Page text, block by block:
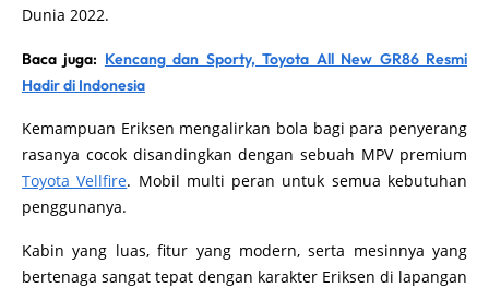
Dunia 2022.
Baca juga: Kencang dan Sporty, Toyota All New GR86 Resmi
Hadir di Indonesia
Kemampuan Eriksen mengalirkan bola bagi para penyerang
rasanya cocok disandingkan dengan sebuah MPV premium
Toyota Vellfire. Mobil multi peran untuk semua kebutuhan
penggunanya.
Kabin yang luas, fitur yang modern, serta mesinnya yang
bertenaga sangat tepat dengan karakter Eriksen di lapangan